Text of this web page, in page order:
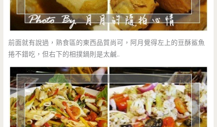
前面就有說過，熟食區的東西品質尚可，阿月覺得左上的豆酥鯊魚
捲不錯吃，但右下的相撲鍋則是太鹹..